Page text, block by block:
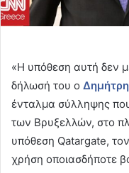
«Η υπόθεση αυτή δεν
δήλωσή του ο
ένταλμα σύλληψης
των Βρυξελλών, στο
υπόθεση Qatargate,
χρήση οποιασδήποτε